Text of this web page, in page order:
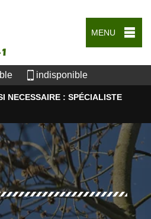
MENU
indisponible
NECESSAIRE : SPÉCIALISTE